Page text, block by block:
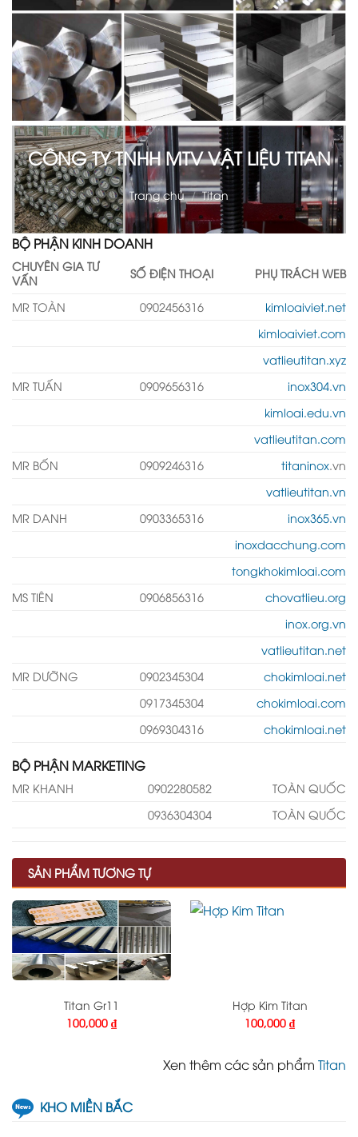
CÔNG TY TNHH MTV VẬT LIỆU TITAN
Trang chủ / Titan
BỘ PHẬN KINH DOANH
CHUYÊN GIA TƯ
VẤN
SỐ ĐIỆN THOẠI PHỤ TRÁCH WEB
MR TOÀN 0902456316
kimloaiviet.net
kimloaiviet.com
vatlieutitan.xyz
MR TUẤN
0909656316
inox304.vn
kimloai.edu.vn
vatlieutitan.com
MR BỐN
0909246316 titaninox.vn
vatlieutitan.vn
MR DANH
0903365316
inox365.vn
inoxdacchung.com
tongkhokimloai.com
MS TIÊN
0906856316
chovatlieu.org
inox.org.vn
vatlieutitan.net
MR DƯỠNG
0902345304
chokimloai.net
0917345304
chokimloai.com
0969304316
chokimloai.net
BỘ PHẬN MARKETING
MR KHANH 0902280582
TOÀN QUỐC
0936304304
TOÀN QUỐC
SẢN PHẨM TƯƠNG TỰ
Titan Gr11
100,000 ₫
Hợp Kim Titan
100,000 ₫
Xen thêm các sản phẩm Titan
KHO MIỀN BẮC